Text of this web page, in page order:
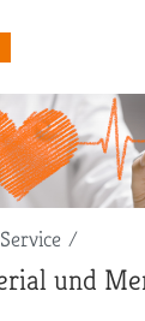
Service
und